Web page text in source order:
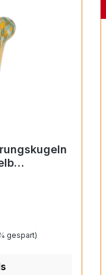
gespart)